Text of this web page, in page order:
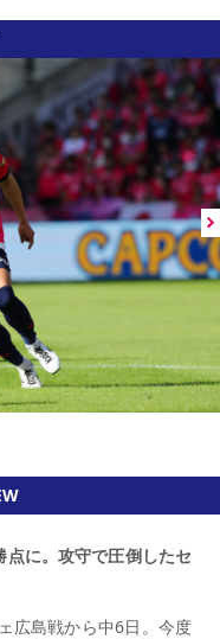
に。攻守で圧倒したセ
広島戦から中6日。今度